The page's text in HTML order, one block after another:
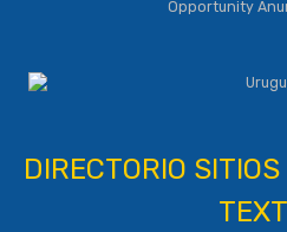
DIRECTORIO